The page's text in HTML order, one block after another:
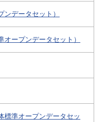
データセット）
ープンデータセット）
標準オープンデータセッ